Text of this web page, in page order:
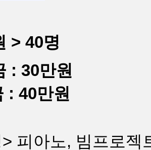
> 40명
: 30만원
: 40만원
피아노, 빔프로